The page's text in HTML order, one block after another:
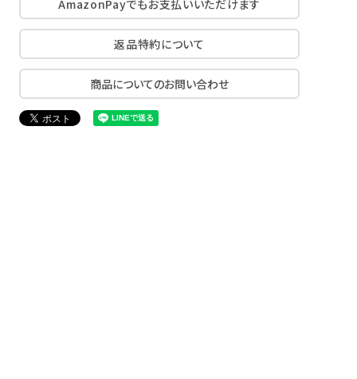
AmazonPayでもお支払いいただけます
返品特約について
商品についてのお問い合わせ